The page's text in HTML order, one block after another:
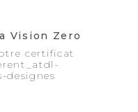
Vision Zero
certificat
designes